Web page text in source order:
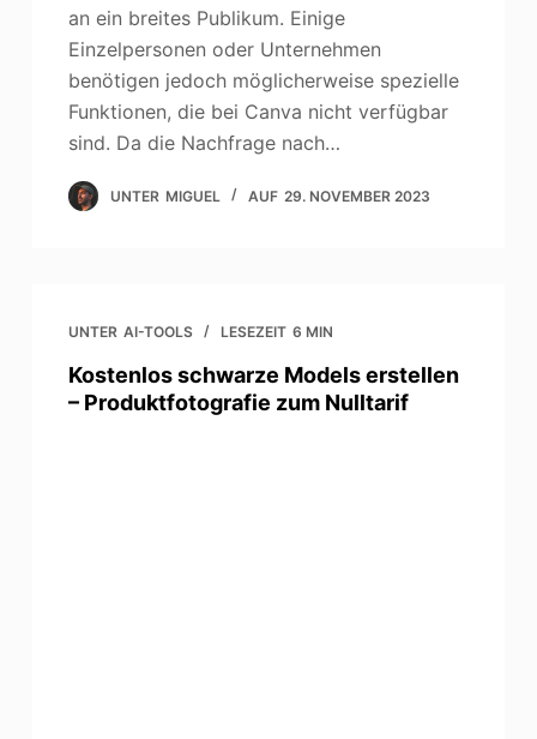
an ein breites Publikum. Einige
Einzelpersonen oder Unternehmen
benötigen jedoch möglicherweise spezielle
Funktionen, die bei Canva nicht verfügbar
sind. Da die Nachfrage nach…
UNTER MIGUEL AUF 29. NOVEMBER 2023
UNTER AI-TOOLS LESEZEIT 6 MIN
Kostenlos schwarze Models erstellen
– Produktfotografie zum Nulltarif